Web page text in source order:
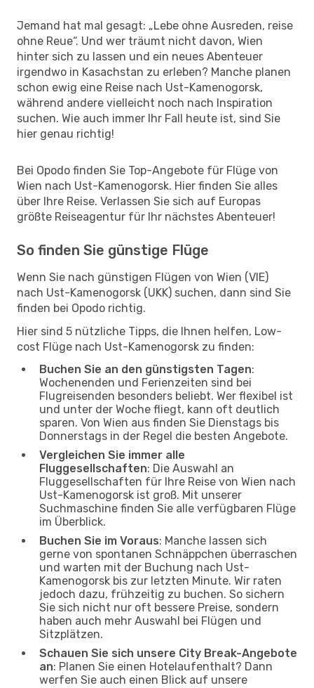
Jemand hat mal gesagt: „Lebe ohne Ausreden, reise
ohne Reue“. Und wer träumt nicht davon, Wien
hinter sich zu lassen und ein neues Abenteuer
irgendwo in Kasachstan zu erleben? Manche planen
schon ewig eine Reise nach Ust-Kamenogorsk,
während andere vielleicht noch nach Inspiration
suchen. Wie auch immer Ihr Fall heute ist, sind Sie
hier genau richtig!
Bei Opodo finden Sie Top-Angebote für Flüge von
Wien nach Ust-Kamenogorsk. Hier finden Sie alles
über Ihre Reise. Verlassen Sie sich auf Europas
größte Reiseagentur für Ihr nächstes Abenteuer!
So finden Sie günstige Flüge
Wenn Sie nach günstigen Flügen von Wien (VIE)
nach Ust-Kamenogorsk (UKK) suchen, dann sind Sie
finden bei Opodo richtig.
Hier sind 5 nützliche Tipps, die Ihnen helfen, Low-
cost Flüge nach Ust-Kamenogorsk zu finden:
Buchen Sie an den günstigsten Tagen:
Wochenenden und Ferienzeiten sind bei
Flugreisenden besonders beliebt. Wer flexibel ist
und unter der Woche fliegt, kann oft deutlich
sparen. Von Wien aus finden Sie Dienstags bis
Donnerstags in der Regel die besten Angebote.
Vergleichen Sie immer alle
Fluggesellschaften: Die Auswahl an
Fluggesellschaften für Ihre Reise von Wien nach
Ust-Kamenogorsk ist groß. Mit unserer
Suchmaschine finden Sie alle verfügbaren Flüge
im Überblick.
Buchen Sie im Voraus: Manche lassen sich
gerne von spontanen Schnäppchen überraschen
und warten mit der Buchung nach Ust-
Kamenogorsk bis zur letzten Minute. Wir raten
jedoch dazu, frühzeitig zu buchen. So sichern
Sie sich nicht nur oft bessere Preise, sondern
haben auch mehr Auswahl bei Flügen und
Sitzplätzen.
Schauen Sie sich unsere City Break-Angebote
an: Planen Sie einen Hotelaufenthalt? Dann
werfen Sie auch einen Blick auf unsere